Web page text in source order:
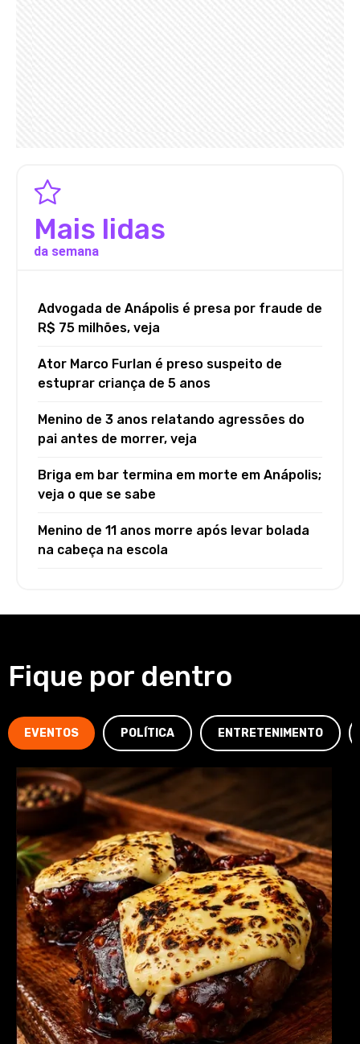
Mais lidas
da semana
Advogada de Anápolis é presa por fraude de
R$ 75 milhões, veja
Ator Marco Furlan é preso suspeito de
estuprar criança de 5 anos
Menino de 3 anos relatando agressões do
pai antes de morrer, veja
Briga em bar termina em morte em Anápolis;
veja o que se sabe
Menino de 11 anos morre após levar bolada
na cabeça na escola
Fique por dentro
EVENTOS POLÍTICA ENTRETENIMENTO